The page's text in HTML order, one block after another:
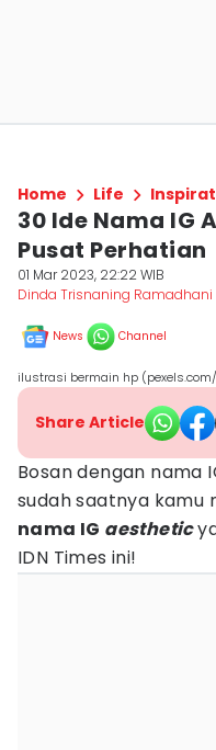
Home Life
30 Ide Nama IG
Pusat Perhatian
01 Mar 2023, 22:22 WIB
Dinda Trisnaning Ramadhani
News Channel
ilustrasi bermain hp
Share Article
Bosan dengan nama
sudah saatnya kamu
nama IG aesthetic
IDN Times ini!